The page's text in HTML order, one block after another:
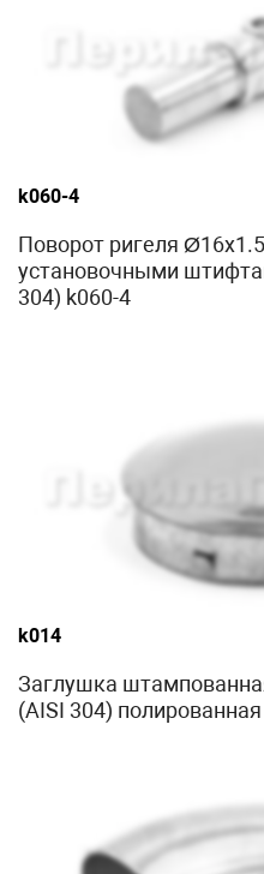
k060-4
Поворот ригеля
установочными
304) k060-4
k014
Заглушка
(AISI 304)